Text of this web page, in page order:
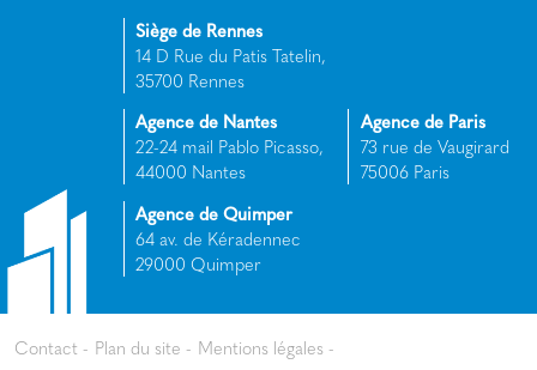
Siège de Rennes
14 D Rue du Patis Tatelin,
35700 Rennes
Agence de Nantes
22-24 mail Pablo Picasso,
44000 Nantes
Agence de Paris
73 rue de Vaugirard
75006 Paris
Agence de Quimper
64 av. de Kéradennec
29000 Quimper
Contact Plan du site Mentions légales